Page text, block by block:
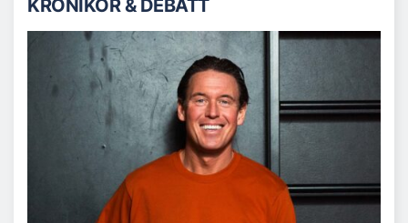
KRÖNIKOR & DEBATT